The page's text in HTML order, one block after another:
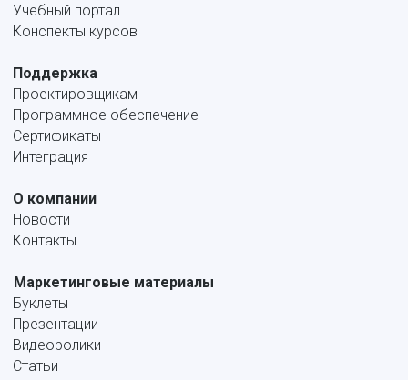
Учебный портал
Конспекты курсов
Поддержка
Проектировщикам
Программное обеспечение
Сертификаты
Интеграция
О компании
Новости
Контакты
Маркетинговые материалы
Буклеты
Презентации
Видеоролики
Статьи